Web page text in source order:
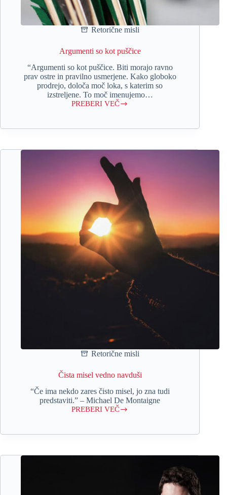
Retorične misli
Argumenti so kot puščice
“Argumenti so kot puščice. Biti morajo ravno
prav ostre in pravilno usmerjene. Kako globoko
prodrejo, določa moč loka, s katerim so
izstreljene. To moč imenujemo…
PREBERI VEČ
Argumenti
Retorične misli
Čista misel vedno navduši
“Če ima nekdo zares čisto misel, jo zna tudi
predstaviti.” – Michael De Montaigne
PREBERI VEČ
Čista